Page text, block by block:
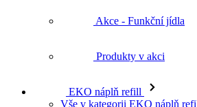
Vše v kategorii EKO náplň refill